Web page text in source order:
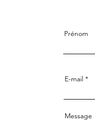
Prénom
E-mail
Message